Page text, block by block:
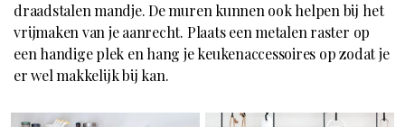
draadstalen mandje. De muren kunnen ook helpen bij het
vrijmaken van je aanrecht. Plaats een metalen raster op
een handige plek en hang je keukenaccessoires op zodat je
er wel makkelijk bij kan.